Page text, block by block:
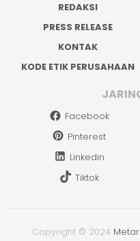
REDAKSI
PRESS RELEASE
KONTAK
KODE ETIK PERUSAHAAN
Facebook
Pinterest
Linkedin
Tiktok
Copyright © 2024